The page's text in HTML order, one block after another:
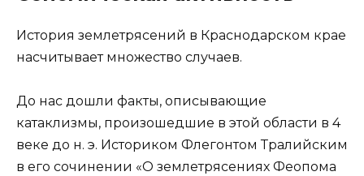
История землетрясений в Краснодарском крае
насчитывает множество случаев.
До нас дошли факты, описывающие
катаклизмы, произошедшие в этой области в 4
веке до н. э. Историком Флегонтом Тралийским
в его сочинении «О землетрясениях Феопома